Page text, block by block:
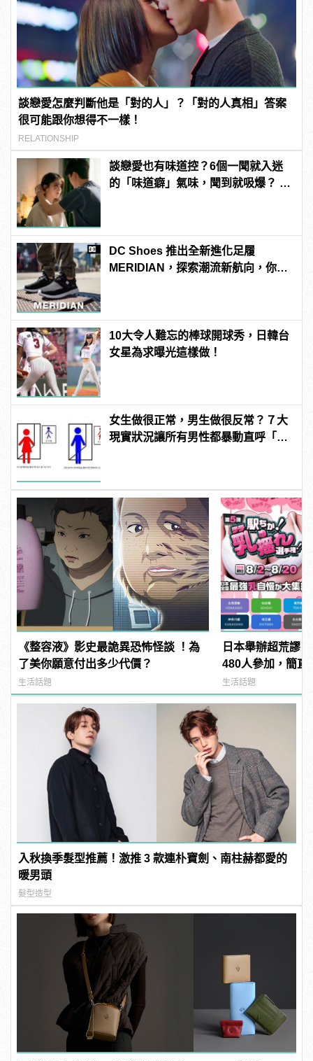
談戀愛怎麼判斷他是「對的人」？「對的人真相」答案
很可能跟你想得不一樣！
RELATIONSHIP
談戀愛也有味道控？6個一聞就入迷
的「味道癖」氣味，聞到就吸爆？ |
DC Shoes 推出全新進化足履
MERIDIAN，探索潮流新航向，你就
10大令人難忘的棒球開球秀，日韓台
女星為求曝光這樣做！
女生做很正常，男生做很反常？７大
現實狀況讓所有男性都暴動直呼「不
《整容液》影史最詭異恐怖怪談 ！為
了美你願意付出多少代價？
生活話題
日本舉辦超荒謬
480人參加，簡直
manfashion這樣
生活話題
入秋換季髮型推薦！激推 3 款連朴寶劍、南柱赫都愛的
暖男頭
髮型造型